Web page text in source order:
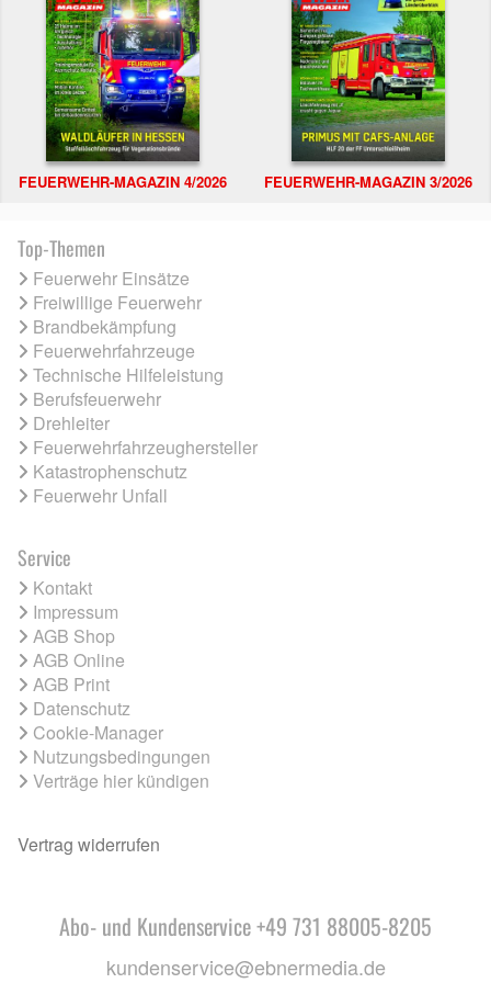
FEUERWEHR-MAGAZIN 4/2026 FEUERWEHR-MAGAZIN 3/2026
Top-Themen
Feuerwehr Einsätze
Freiwillige Feuerwehr
Brandbekämpfung
Feuerwehrfahrzeuge
Technische Hilfeleistung
Berufsfeuerwehr
Drehleiter
Feuerwehrfahrzeughersteller
Katastrophenschutz
Feuerwehr Unfall
Service
Kontakt
Impressum
AGB Shop
AGB Online
AGB Print
Datenschutz
Cookie-Manager
Nutzungsbedingungen
Verträge hier kündigen
Vertrag widerrufen
Abo- und Kundenservice +49 731 88005-8205
kundenservice@ebnermedia.de